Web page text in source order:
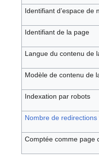
Identifiant dʼespace de
Identifiant de la page
Langue du contenu de
Modèle de contenu de
Indexation par robots
Nombre de
Comptée comme page